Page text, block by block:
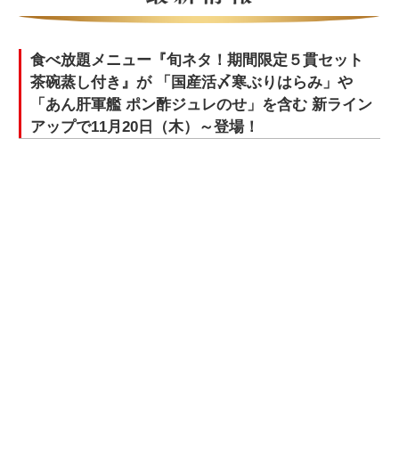
食べ放題メニュー『旬ネタ！期間限定５貫セット
茶碗蒸し付き』が 「国産活〆寒ぶりはらみ」や
「あん肝軍艦 ポン酢ジュレのせ」を含む 新ライン
アップで11月20日（木）～登場！